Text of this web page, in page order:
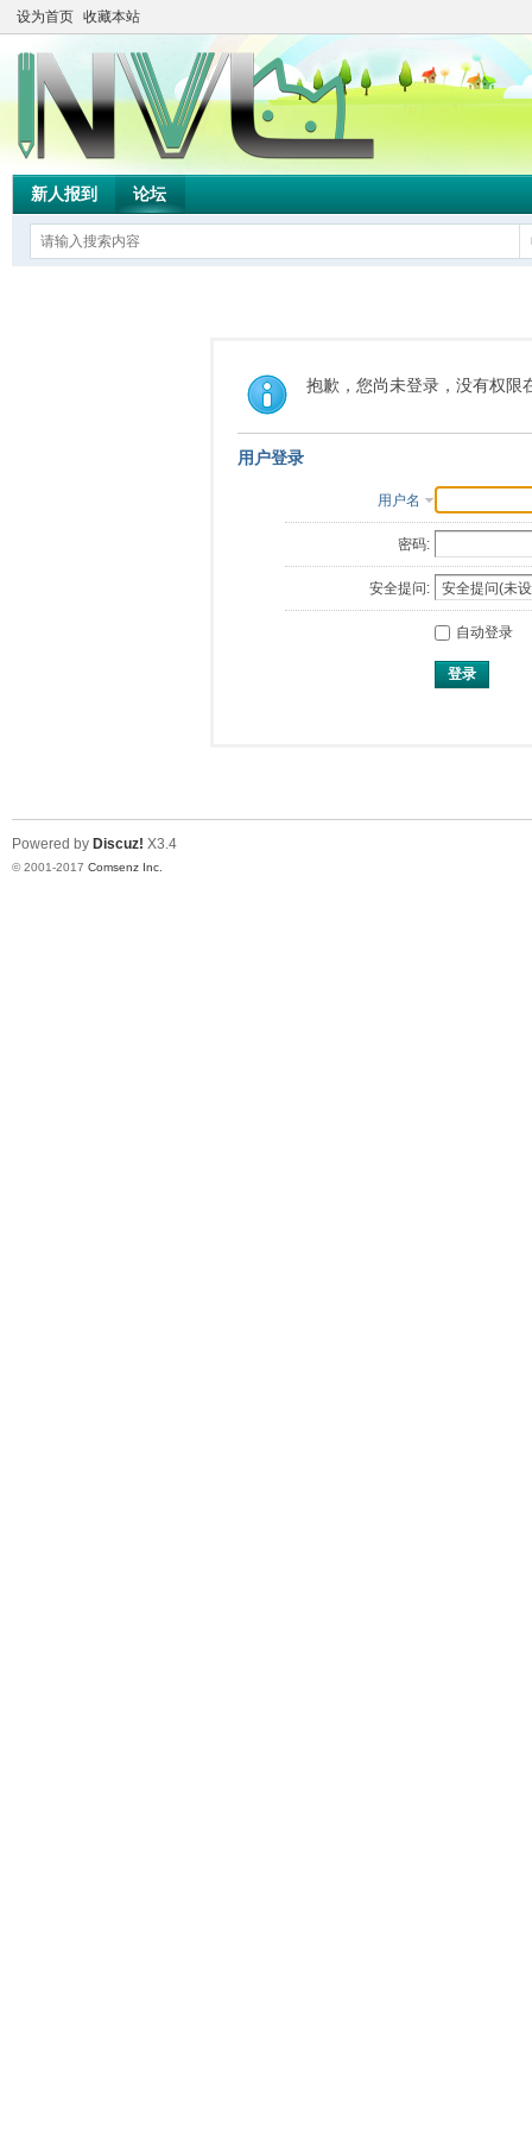
设为首页 收藏本站
新人报到 论坛
抱歉，您尚未登录，没有权限
用户登录
用户名
密码:
安全提问:
自动登录
登录
Powered by Discuz! X3.4
© 2001-2017 Comsenz Inc.